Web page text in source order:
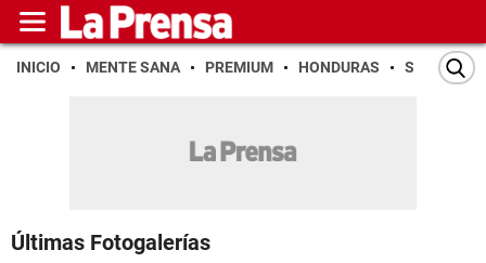
INICIO MENTE SANA PREMIUM HONDURAS SAN PEDRO
Últimas Fotogalerías